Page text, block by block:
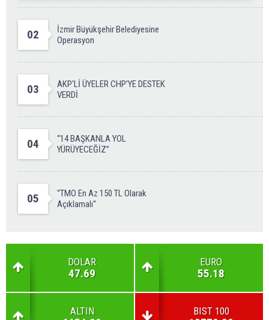
02
İzmir Büyükşehir Belediyesine
Operasyon
03
AKP'Lİ ÜYELER CHP’YE DESTEK
VERDİ
04
“14 BAŞKANLA YOL
YÜRÜYECEĞİZ”
05
''TMO En Az 150 TL Olarak
Açıklamalı''
DOLAR
47.69
EURO
55.18
ALTIN BIST 100